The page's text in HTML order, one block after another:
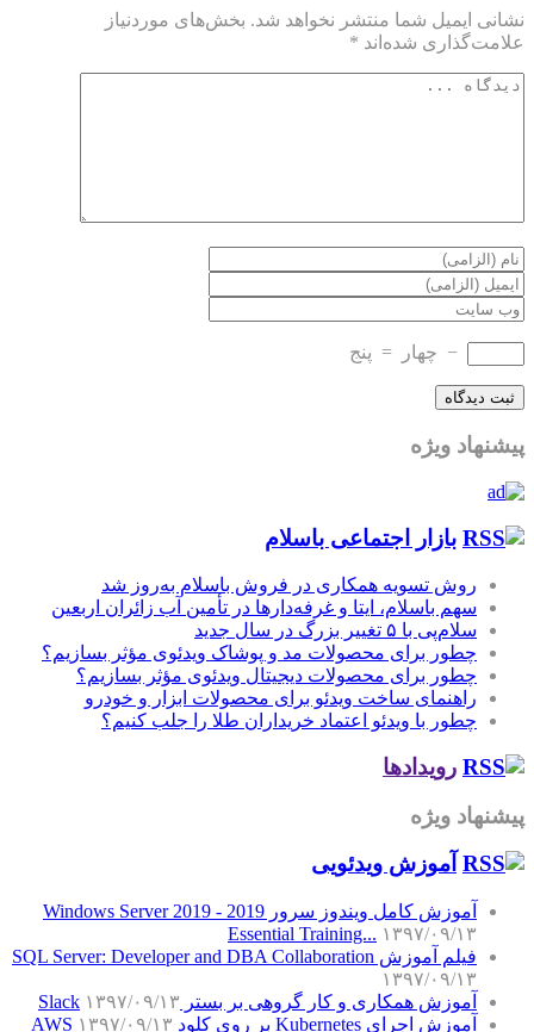
نشانی ایمیل شما منتشر نخواهد شد. بخش‌های موردنیاز
علامت‌گذاری شده‌اند *
− چهار = پنج
پیشنهاد ویژه
بازار اجتماعی باسلام
روش تسویه همکاری در فروش باسلام به‌روز شد
سهم باسلام، ایتا و غرفه‌دارها در تأمین آب زائران اربعین
سلام‌پی با ۵ تغییر بزرگ در سال جدید
چطور برای محصولات مد و پوشاک ویدئوی مؤثر بسازیم؟
چطور برای محصولات دیجیتال ویدئوی مؤثر بسازیم؟
راهنمای ساخت ویدئو برای محصولات ابزار و خودرو
چطور با ویدئو اعتماد خریداران طلا را جلب کنیم؟
رویدادها
پیشنهاد ویژه
آموزش‌ ویدئویی
آموزش کامل ویندوز سرور 2019 - Windows Server 2019
Essential Training... ۱۳۹۷/۰۹/۱۳
فیلم آموزش SQL Server: Developer and DBA Collaboration
۱۳۹۷/۰۹/۱۳
آموزش همکاری و کار گروهی بر بستر Slack ۱۳۹۷/۰۹/۱۳
آموزش اجرای Kubernetes بر روی کلود AWS
۱۳۹۷/۰۹/۱۳